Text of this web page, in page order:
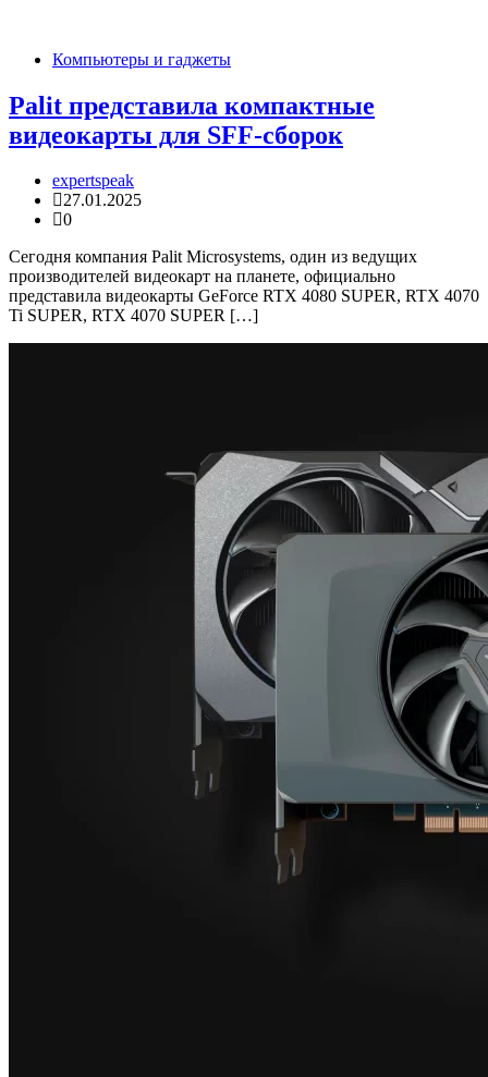
Компьютеры и гаджеты
Palit представила компактные
видеокарты для SFF-сборок
expertspeak
27.01.2025
0
Сегодня компания Palit Microsystems, один из ведущих
производителей видеокарт на планете, официально
представила видеокарты GeForce RTX 4080 SUPER, RTX 4070
Ti SUPER, RTX 4070 SUPER […]